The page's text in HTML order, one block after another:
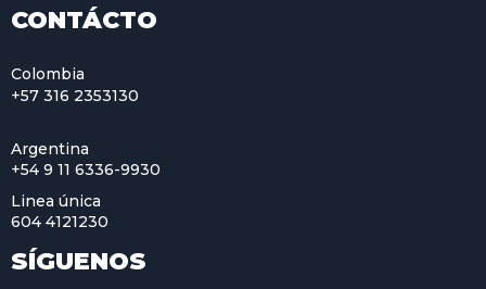
CONTÁCTO
Colombia
+57 316 2353130
Argentina
+54 9 11 6336-9930
Linea única
604 4121230
SÍGUENOS